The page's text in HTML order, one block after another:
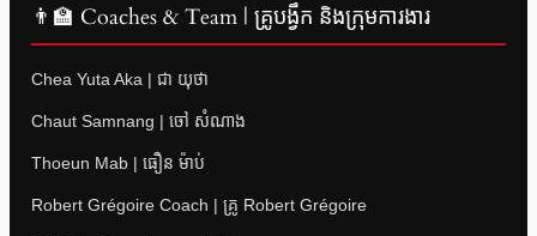
👨‍🏫 Coaches & Team | គ្រូបង្វឹក និងក្រុមការងារ
Chea Yuta Aka | ជា យុថា
Chaut Samnang | ចៅ សំណាង
Thoeun Mab | ធឿន ម៉ាប់
Robert Grégoire Coach | គ្រូ Robert Grégoire